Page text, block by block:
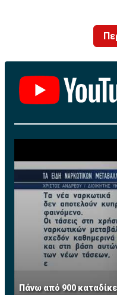
κόσμο για να ζήσει
Πάνω από 900